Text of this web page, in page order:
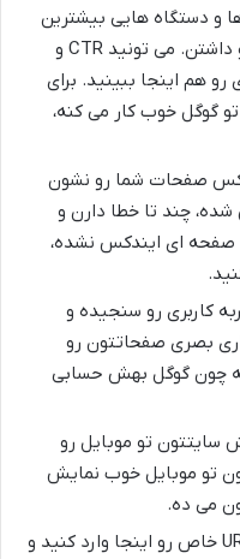
و دستگاه هایی بیشترین
ایمپرشن (دیده شدن) و کلیک رو داشتن. می تونید CTR و
هم اینجا ببینید. برای
گوگل خوب کار می کنه،
صفحات شما رو نشون
چند تا خطا دارن و
صفحه ای ایندکس نشده،
کاربری رو سنجیده و
بصری صفحاتتون رو
چون گوگل بهش حسابی
سایتتون تو موبایل رو
تو موبایل خوب نمایش
می ده.
می تونید یه URL خاص رو اینجا وارد کنید و